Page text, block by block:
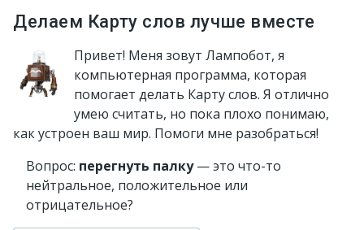
Делаем Карту слов лучше вместе
Привет! Меня зовут Лампобот, я
компьютерная программа, которая
помогает делать Карту слов. Я отлично
умею считать, но пока плохо понимаю,
как устроен ваш мир. Помоги мне разобраться!
Вопрос: перегнуть палку— это что-то
нейтральное, положительное или
отрицательное?